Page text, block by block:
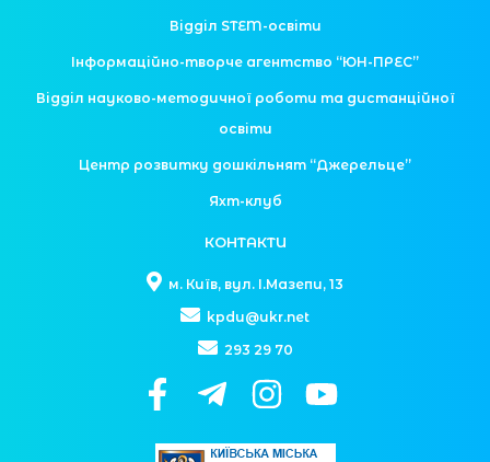
Відділ STEM-освіти
Інформаційно-творче агентство “ЮН-ПРЕС”
Відділ науково-методичної роботи та дистанційної
освіти
Центр розвитку дошкільнят “Джерельце”
Яхт-клуб
КОНТАКТИ
м. Київ, вул. І.Мазепи, 13
kpdu@ukr.net
293 29 70